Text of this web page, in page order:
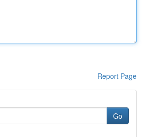
Report Page
Go